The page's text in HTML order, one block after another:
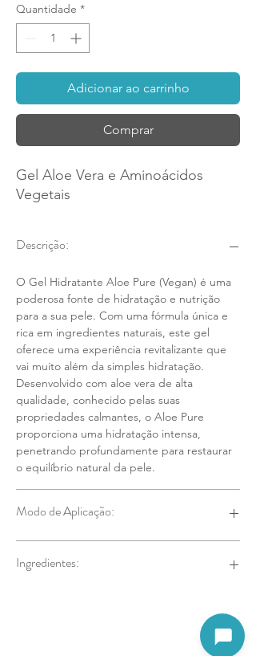
Quantidade *
Adicionar ao carrinho
Comprar
Gel Aloe Vera e Aminoácidos
Vegetais
Descrição:
O Gel Hidratante Aloe Pure (Vegan) é uma
poderosa fonte de hidratação e nutrição
para a sua pele. Com uma fórmula única e
rica em ingredientes naturais, este gel
oferece uma experiência revitalizante que
vai muito além da simples hidratação.
Desenvolvido com aloe vera de alta
qualidade, conhecido pelas suas
propriedades calmantes, o Aloe Pure
proporciona uma hidratação intensa,
penetrando profundamente para restaurar
o equilíbrio natural da pele.
Modo de Aplicação:
massagem, até absorção total.
Ingredientes:
barbadensis leaf juice powder, vegetable
amino acids, parfum, sodium phytate,
triethanolamine, benzyl alcohol, benzoic Abrir